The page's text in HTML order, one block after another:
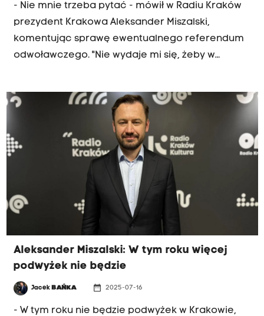
- Nie mnie trzeba pytać - mówił w Radiu Kraków
prezydent Krakowa Aleksander Miszalski,
komentując sprawę ewentualnego referendum
odwoławczego. "Nie wydaje mi się, żeby w
Prezydent zadawał pytanie - gdyby ktoś chciał
zrobić referendum odwoławcze, to na jakiej
podstawie? "Wiem, że zdarzają się błędy, że nie
wszystko idzie po mojej myśli, ale nie ma
konkretnego powodu, dla którego można by
odwołać prezydenta Krakowa" - podkreślał.
Aleksander Miszalski: W tym roku więcej
podwyżek nie będzie
Jacek BAŃKA date_range 2025-07-16
- W tym roku nie będzie podwyżek w Krakowie,